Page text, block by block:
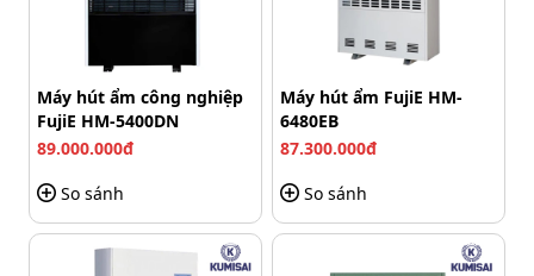
Tiếp tục hành trình, quạt đưa khí tới dàn lạnh. Gas lạnh
tuần hoàn liên tục bởi máy nén giúp nhiệt độ không khí
giảm sâu. Hơi nước lẫn trong khí tích tụ lạnh, hóa lỏng,
chảy xuống dưới, đi ra ngoài.
Khí đã khô nhưng còn rất lạnh, chúng được đưa tới dàn
nóng để “hồi sinh” nhiệt độ rồi mới trở về môi trường.
Vòng tuần hoàn trên lặp lại liên tục tới khi độ ẩm không
khí chạm ngưỡng cài đặt.
Máy hút ẩm công nghiệp
FujiE HM-5400DN
89.000.000đ
So sánh
Máy hút ẩm FujiE HM-
6480EB
87.300.000đ
So sánh